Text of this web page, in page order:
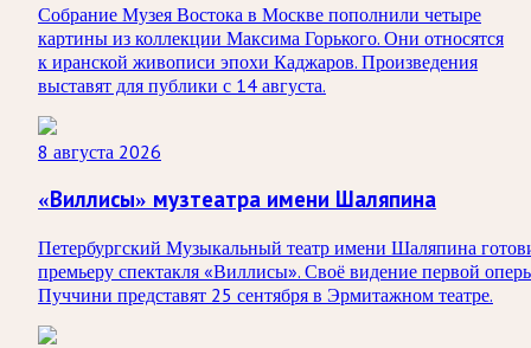
Собрание Музея Востока в Москве пополнили четыре
картины из коллекции Максима Горького. Они относятся
к иранской живописи эпохи Каджаров. Произведения
выставят для публики с 14 августа.
8 августа 2026
«Виллисы» музтеатра имени Шаляпина
Петербургский Музыкальный театр имени Шаляпина
премьеру спектакля «Виллисы». Своё видение первой
Пуччини представят 25 сентября в Эрмитажном театре.